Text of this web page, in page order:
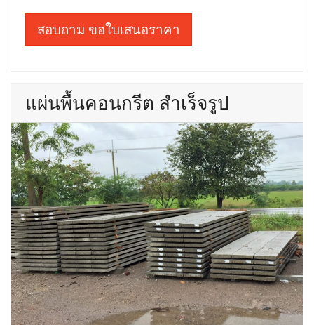
สอบถาม ขอใบเสนอราคา
แผ่นพื้นคอนกรีต สำเร็จรูป